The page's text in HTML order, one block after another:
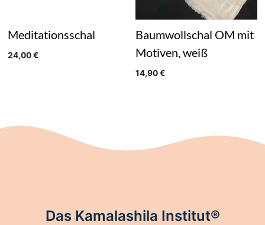
Meditationsschal
24,00€
Baumwollschal OM mit
Motiven, weiß
14,90€
Das Kamalashila Institut®